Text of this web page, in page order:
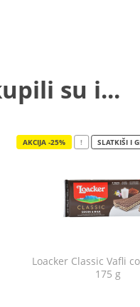
su i...
AKCIJA -25% ! SLATKIŠI I
Loacker Classic Vafli
175 g